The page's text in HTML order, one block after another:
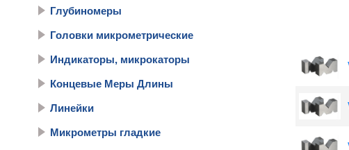
Глубиномеры
Головки микрометрические
Индикаторы, микрокаторы
Концевые Меры Длины
Линейки
Микрометры гладкие